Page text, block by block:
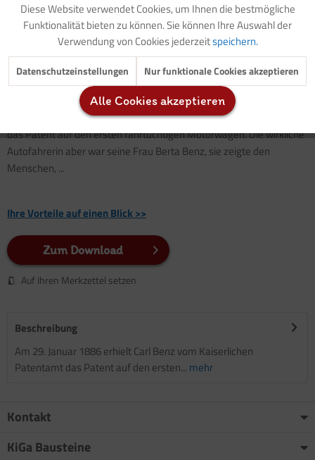
Vorlage: Elternbrief (Modellziele)
vielfältige Projektideen
Lied: Freundschaftslied(mit Audiodatei)
Information: Deutschlands Erfindungen - das erste Auto
Spielanregung: Autowettrennen
Am 29. Januar 1886 erhielt Carl Benz vom Kaiserlichen Patentamt
das Patent auf den ersten fahrtüchtigen Motorwagen. Die wirkliche
Autofahrerin aber war seine Frau Berta Benz, sie zeigte den
Menschen, ...
Ihre Vorteile auf einen Blick >>
Zum Download
Auf Ihren Merkzettel setzen
Beschreibung
Am 29. Januar 1886 erhielt Carl Benz vom Kaiserlichen
Patentamt das Patent auf den ersten... mehr
Kontakt
KiGa Bausteine
Marketing Inaktiv
Tracking Inaktiv
Inaktiv
Diese Website verwendet Cookies, um Ihnen die bestmögliche
Funktionalität bieten zu können. Sie können Ihre Auswahl der
Verwendung von Cookies jederzeitspeichern.
Datenschutzeinstellungen Nur funktionale Cookies akzeptieren
Alle Cookies akzeptieren